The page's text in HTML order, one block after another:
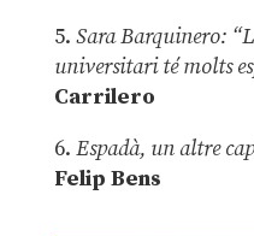
5. Sara Barquinero:
universitari té molts
Carrilero
6. Espadà, un altre
Felip Bens